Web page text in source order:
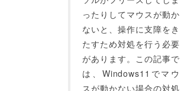
ったりしてマウスが動か
ないと、操作に支障をき
たすため対処を行う必要
があります。この記事で
は、Windows11でマウ
スが動かない場合の対処